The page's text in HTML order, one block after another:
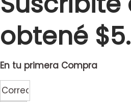
obtené
En tu primera Compra